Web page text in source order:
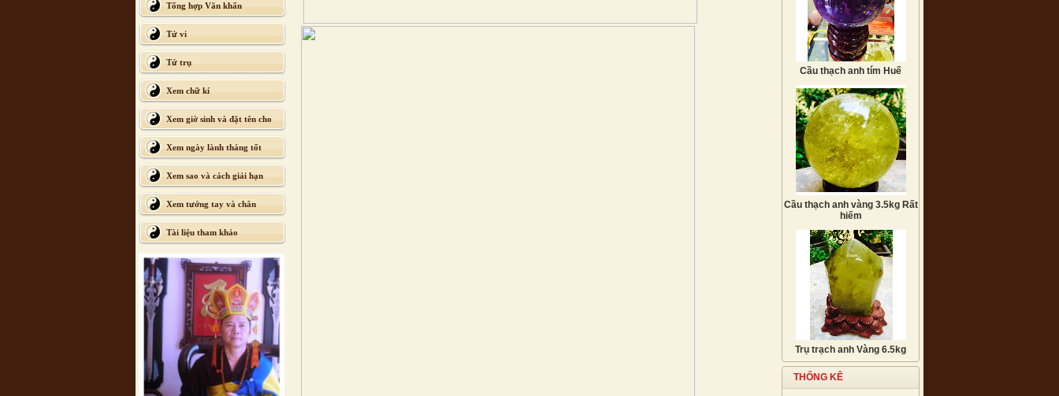
Tổng hợp Văn khấn
Tử vi
Tứ trụ
Xem chữ kí
Xem giờ sinh và đặt tên cho
con
Xem ngày lành tháng tốt
Xem sao và cách giải hạn
Xem tướng tay và chân
Tài liệu tham khảo
Cầu thạch anh tím Huế
Cầu thạch anh vàng 3.5kg Rất
hiếm
Trụ trạch anh Vàng 6.5kg
THỐNG KÊ